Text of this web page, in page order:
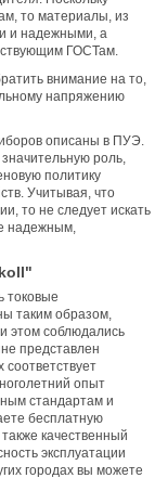
то материалы, из
и надежными, а
ГОСТам.
внимание на то,
напряжению
описаны в ПУЭ.
роль,
политику
Учитывая, что
то не следует искать
надежным,
токовые
таким образом,
этом соблюдались
представлен
опыт
стандартам и
бесплатную
качественный
эксплуатации
городах вы можете